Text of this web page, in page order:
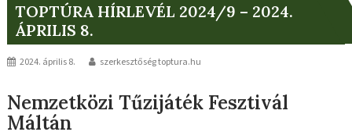
TOPTÚRA HÍRLEVÉL 2024/9 – 2024.
ÁPRILIS 8.
2024. április 8. szerkesztőség toptura.hu
Nemzetközi Tűzijáték Fesztivál
Máltán